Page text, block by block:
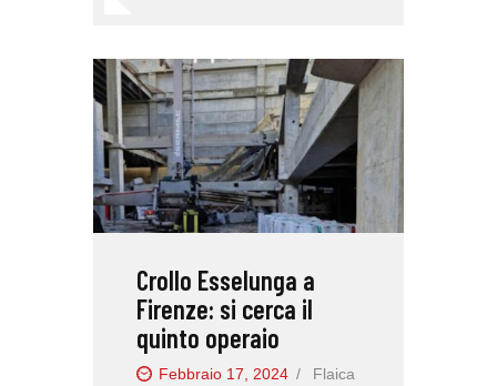
Crollo Esselunga a
Firenze: si cerca il
quinto operaio
Febbraio 17, 2024
Flaica